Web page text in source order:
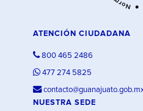
ATENCIÓN CIUDADANA
800 465 2486
477 274 5825
NUESTRA SEDE